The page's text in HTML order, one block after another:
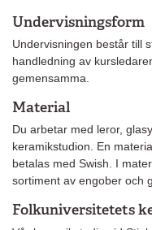
Undervisningsform
Undervisningen består till
handledning av
gemensamma.
Material
Du arbetar med leror,
keramikstudion. En
betalas med Swish. I
sortiment av engober och
Folkuniversitetets